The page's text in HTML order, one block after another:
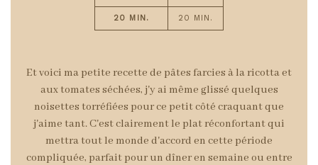
20 MIN. 20 MIN.
Et voici ma petite recette de pâtes farcies à la ricotta et
aux tomates séchées, j'y ai même glissé quelques
noisettes torréfiées pour ce petit côté craquant que
j'aime tant. C'est clairement le plat réconfortant qui
mettra tout le monde d'accord en cette période
compliquée, parfait pour un dîner en semaine ou entre